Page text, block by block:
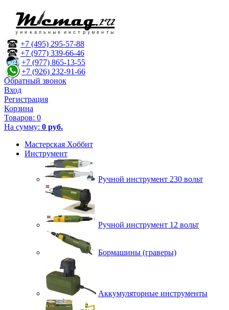
+7 (495) 295-57-88
+7 (977) 339-66-46
+7 (977) 865-13-55
+7 (926) 232-91-66
Обратный звонок
Вход
Регистрация
Корзина
Товаров: 0
На сумму: 0 руб.
Мастерская Хоббит
Инструмент
Ручной инструмент 230 вольт
Ручной инструмент 12 вольт
Бормашины (граверы)
Аккумуляторные инструменты